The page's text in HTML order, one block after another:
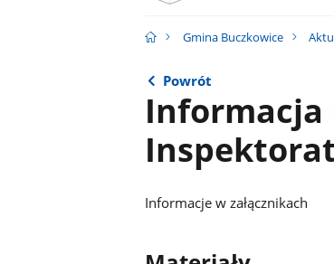
Gmina Buczkowice
Powrót
Informacja
Informacje w załącznikach